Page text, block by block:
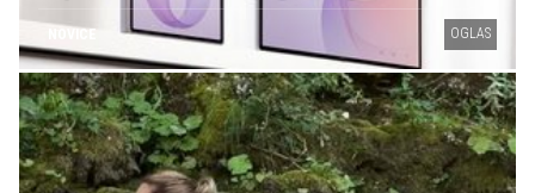
NOVICE OGLAS